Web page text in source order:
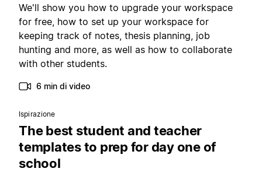
We'll show you how to upgrade your workspace
for free, how to set up your workspace for
keeping track of notes, thesis planning, job
hunting and more, as well as how to collaborate
with other students.
6 min di video
Ispirazione
The best student and teacher
templates to prep for day one of
school